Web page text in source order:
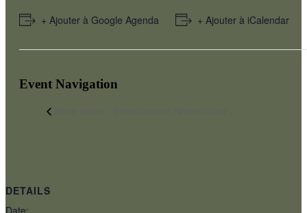
+ Ajouter à Google Agenda + Ajouter à iCalendar
Event Navigation
DETAILS